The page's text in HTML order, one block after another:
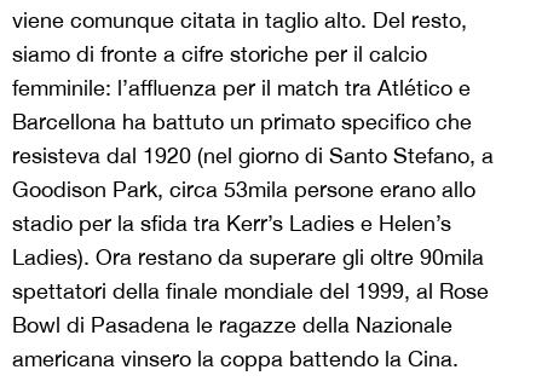
viene comunque citata in taglio alto. Del resto,
siamo di fronte a cifre storiche per il calcio
femminile: l’affluenza per il match tra Atlético e
Barcellona ha battuto un primato specifico che
resisteva dal 1920 (nel giorno di Santo Stefano, a
Goodison Park, circa 53mila persone erano allo
stadio per la sfida tra Kerr’s Ladies e Helen’s
Ladies). Ora restano da superare gli oltre 90mila
spettatori della finale mondiale del 1999, al Rose
Bowl di Pasadena le ragazze della Nazionale
americana vinsero la coppa battendo la Cina.